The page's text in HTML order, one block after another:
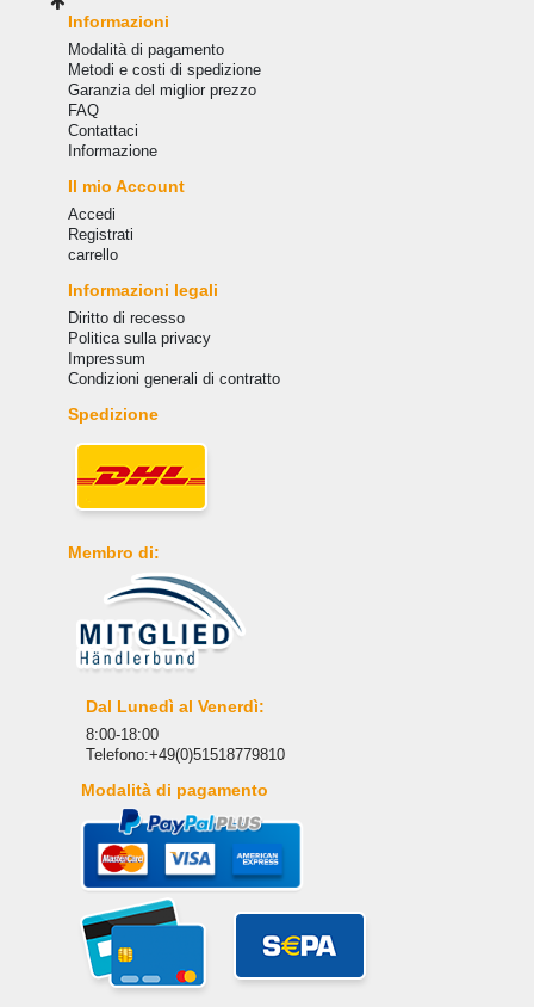
Informazioni
Modalità di pagamento
Metodi e costi di spedizione
Garanzia del miglior prezzo
FAQ
Сontattaci
Informazione
Il mio Account
Accedi
Registrati
carrello
Informazioni legali
Diritto di recesso
Politica sulla privacy
Impressum
Condizioni generali di contratto
Spedizione
Membro di:
Dal Lunedì al Venerdì:
8:00-18:00
Telefono:+49(0)51518779810
Modalità di pagamento